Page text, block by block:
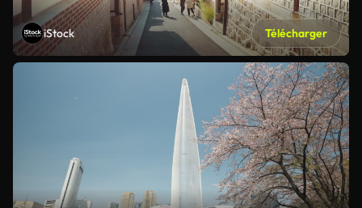
iStock Télécharger